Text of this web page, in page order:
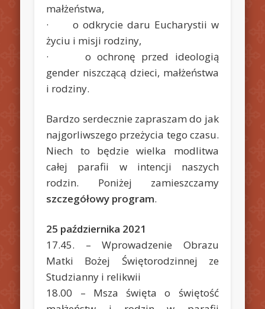
małżeństwa,
· o odkrycie daru Eucharystii w
życiu i misji rodziny,
· o ochronę przed ideologią
gender niszczącą dzieci, małżeństwa
i rodziny.
Bardzo serdecznie zapraszam do jak
najgorliwszego przeżycia tego czasu.
Niech to będzie wielka modlitwa
całej parafii w intencji naszych
rodzin. Poniżej zamieszczamy
szczegółowy program.
25 października 2021
17.45. – Wprowadzenie Obrazu
Matki Bożej Świętorodzinnej ze
Studzianny i relikwii
18.00 – Msza święta o świętość